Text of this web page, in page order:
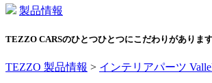
製品情報
TEZZO CARSのひとつひとつにこだわりがありま
TEZZO 製品情報 > インテリアパーツ